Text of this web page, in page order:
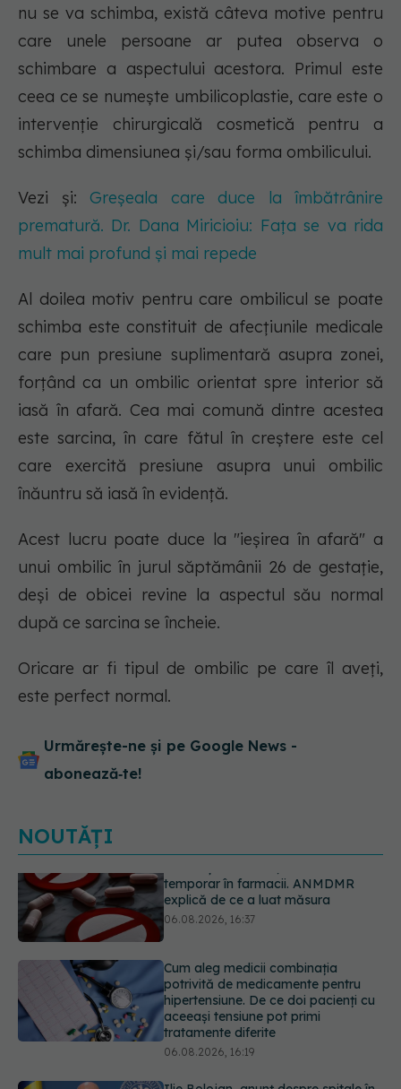
nu se va schimba, există câteva motive pentru
care unele persoane ar putea observa o
schimbare a aspectului acestora. Primul este
ceea ce se numește umbilicoplastie, care este o
intervenție chirurgicală cosmetică pentru a
schimba dimensiunea și/sau forma ombilicului.
Vezi și: Greșeala care duce la îmbătrânire
prematură. Dr. Dana Miricioiu: Fața se va rida
mult mai profund și mai repede
Al doilea motiv pentru care ombilicul se poate
schimba este constituit de afecțiunile medicale
care pun presiune suplimentară asupra zonei,
forțând ca un ombilic orientat spre interior să
iasă în afară. Cea mai comună dintre acestea
este sarcina, în care fătul în creștere este cel
care exercită presiune asupra unui ombilic
înăuntru să iasă în evidență.
Acest lucru poate duce la "ieșirea în afară" a
unui ombilic în jurul săptămânii 26 de gestație,
deși de obicei revine la aspectul său normal
după ce sarcina se încheie.
Oricare ar fi tipul de ombilic pe care îl aveți,
este perfect normal.
Urmărește-ne și pe Google News -
abonează‑te!
NOUTĂȚI
Cum aleg medicii combinația
potrivită de medicamente pentru
tratamente diferite
06.08.2026, 16:19
Ilie Bolojan, anunț despre spitale în
contextul crizei energetice
06.08.2026, 15:24